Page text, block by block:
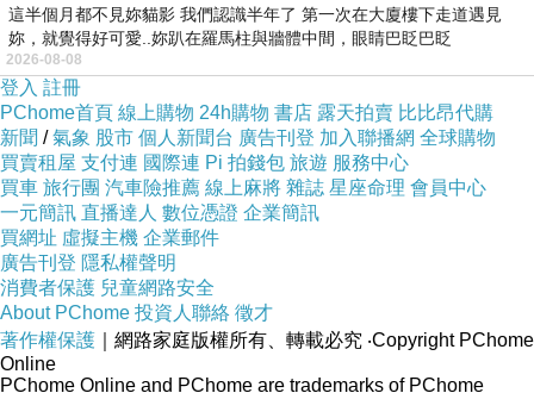
上一篇： 人氣美食-傳統小吃與創新-詹翔霖副教授八德薏仁大王
下一篇：茶工業茶飲店-手搖杯加盟連鎖開店-飲品店商業模式分析-詹翔霖老師
這半個月都不見妳貓影 我們認識半年了 第一次在大廈樓下走道遇見
妳，就覺得好可愛..妳趴在羅馬柱與牆體中間，眼睛巴眨巴眨
2026-08-08
登入 註冊
PChome首頁 線上購物 24h購物 書店 露天拍賣 比比昂代購
新聞 /氣象 股市 個人新聞台 廣告刊登 加入聯播網 全球購物
買賣租屋 支付連 國際連 Pi 拍錢包 旅遊 服務中心
買車 旅行團 汽車險推薦 線上麻將 雜誌 星座命理 會員中心
一元簡訊 直播達人 數位憑證 企業簡訊
買網址 虛擬主機 企業郵件
廣告刊登 隱私權聲明
消費者保護 兒童網路安全
About PChome 投資人聯絡 徵才
著作權保護 ｜網路家庭版權所有、轉載必究 ‧Copyright PChome
Online
PChome Online and PChome are trademarks of PChome